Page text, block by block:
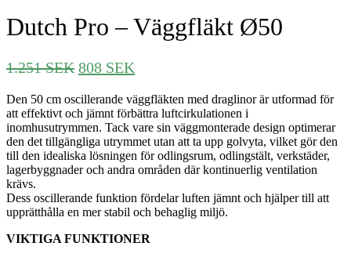
Dutch Pro – Väggfläkt Ø50
1.251SEK Det
priset
var:
1.251 SEK.
808 SEK
priset
är:
808 SEK.
Den 50 cm oscillerande väggfläkten med draglinor är utformad för
att effektivt och jämnt förbättra luftcirkulationen i
inomhusutrymmen. Tack vare sin väggmonterade design optimerar
den det tillgängliga utrymmet utan att ta upp golvyta, vilket gör den
till den idealiska lösningen för odlingsrum, odlingstält, verkstäder,
lagerbyggnader och andra områden där kontinuerlig ventilation
krävs.
Dess oscillerande funktion fördelar luften jämnt och hjälper till att
upprätthålla en mer stabil och behaglig miljö.
VIKTIGA FUNKTIONER